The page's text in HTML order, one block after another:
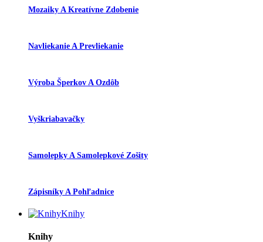
Mozaiky A Kreatívne Zdobenie
Navliekanie A Prevliekanie
Výroba Šperkov A Ozdôb
Vyškriabavačky
Samolepky A Samolepkové Zošity
Zápisníky A Pohľadnice
Knihy
Knihy